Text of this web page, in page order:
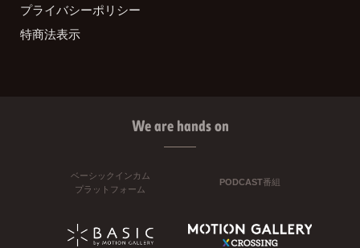
プライバシーポリシー
特商法表示
We are hands on
ベーシックインカム
プラットフォーム
PODCAST番組